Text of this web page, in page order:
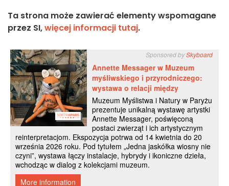
Ta strona może zawierać elementy wspomagane
przez SI,więcej informacji tutaj.